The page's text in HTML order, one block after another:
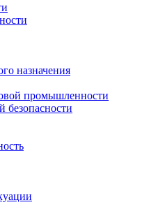
назначения
промышленности
безопасности